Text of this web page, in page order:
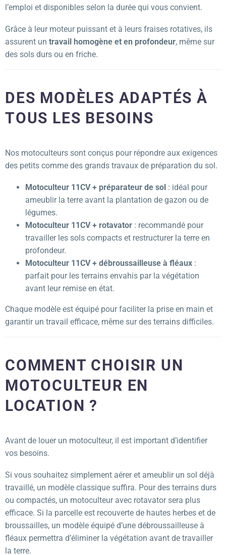
l’emploi et disponibles selon la durée qui vous convient.
Grâce à leur moteur puissant et à leurs fraises rotatives, ils
assurent un travail homogène et en profondeur, même sur
des sols durs ou en friche.
DES MODÈLES ADAPTÉS À
TOUS LES BESOINS
Nos motoculteurs sont conçus pour répondre aux exigences
des petits comme des grands travaux de préparation du sol.
Motoculteur 11CV + préparateur de sol : idéal pour
ameublir la terre avant la plantation de gazon ou de
légumes.
Motoculteur 11CV + rotavator : recommandé pour
travailler les sols compacts et restructurer la terre en
profondeur.
Motoculteur 11CV + débroussailleuse à fléaux :
parfait pour les terrains envahis par la végétation
avant leur remise en état.
Chaque modèle est équipé pour faciliter la prise en main et
garantir un travail efficace, même sur des terrains difficiles.
COMMENT CHOISIR UN
MOTOCULTEUR EN
LOCATION ?
Avant de louer un motoculteur, il est important d’identifier
vos besoins.
Si vous souhaitez simplement aérer et ameublir un sol déjà
travaillé, un modèle classique suffira. Pour des terrains durs
ou compactés, un motoculteur avec rotavator sera plus
efficace. Si la parcelle est recouverte de hautes herbes et de
broussailles, un modèle équipé d’une débroussailleuse à
fléaux permettra d’éliminer la végétation avant de travailler
la terre.